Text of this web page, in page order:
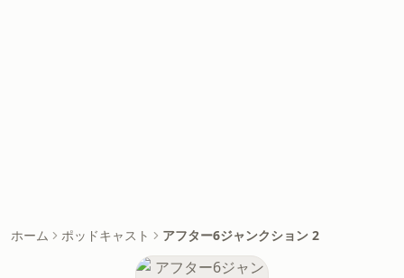
ホーム ポッドキャスト アフター6ジャンクション 2